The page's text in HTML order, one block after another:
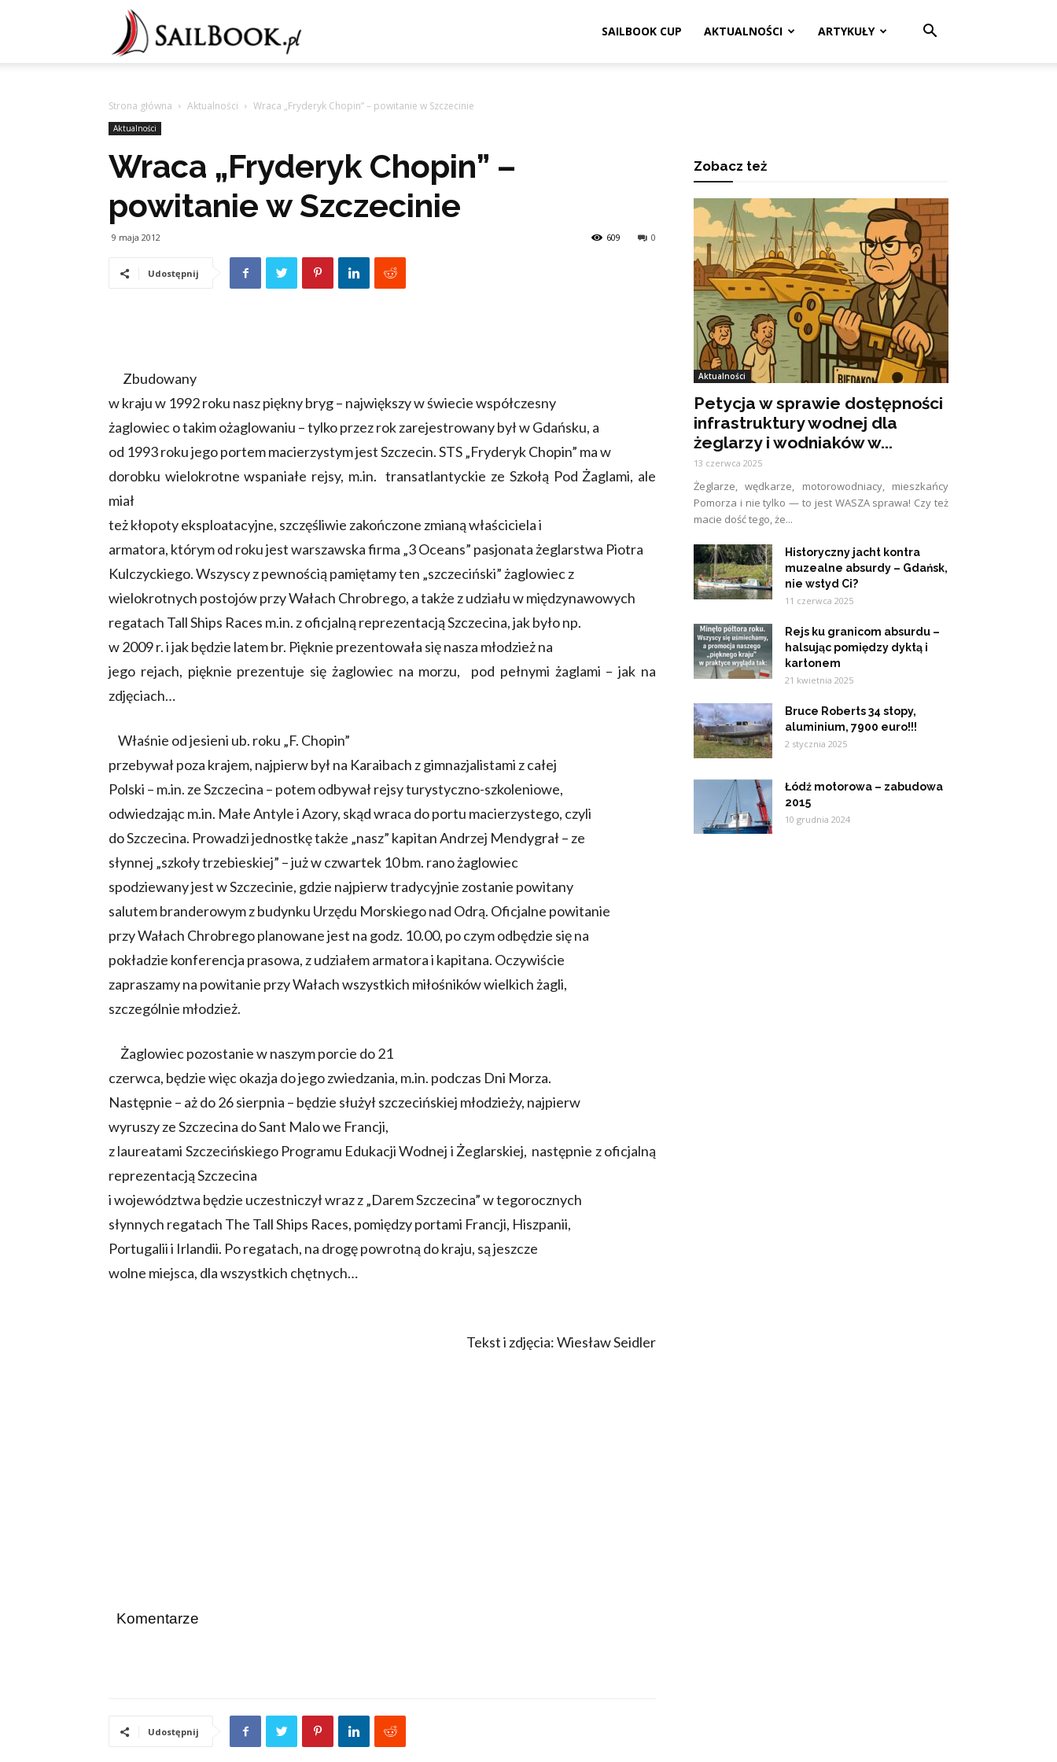
SAILBOOK CUP AKTUALNOŚCI ARTYKUŁY
Strona główna Aktualności Wraca „Fryderyk Chopin” – powitanie w Szczecinie
Aktualności
Wraca „Fryderyk Chopin” –
powitanie w Szczecinie
9 maja 2012 0
609
Udostępnij
Zbudowany
w kraju w 1992 roku nasz piękny bryg – największy w świecie współczesny
żaglowiec o takim ożaglowaniu – tylko przez rok zarejestrowany był w Gdańsku, a
od 1993 roku jego portem macierzystym jest Szczecin. STS „Fryderyk Chopin” ma w
dorobku wielokrotne wspaniałe rejsy, m.in. transatlantyckie ze Szkołą Pod Żaglami, ale
miał
też kłopoty eksploatacyjne, szczęśliwie zakończone zmianą właściciela i
armatora, którym od roku jest warszawska firma „3 Oceans” pasjonata żeglarstwa Piotra
Kulczyckiego. Wszyscy z pewnością pamiętamy ten „szczeciński” żaglowiec z
wielokrotnych postojów przy Wałach Chrobrego, a także z udziału w międzynawowych
regatach Tall Ships Races m.in. z oficjalną reprezentacją Szczecina, jak było np.
w 2009 r. i jak będzie latem br. Pięknie prezentowała się nasza młodzież na
jego rejach, pięknie prezentuje się żaglowiec na morzu, pod pełnymi żaglami – jak na
zdjęciach…
Właśnie od jesieni ub. roku „F. Chopin”
przebywał poza krajem, najpierw był na Karaibach z gimnazjalistami z całej
Polski – m.in. ze Szczecina – potem odbywał rejsy turystyczno-szkoleniowe,
odwiedzając m.in. Małe Antyle i Azory, skąd wraca do portu macierzystego, czyli
do Szczecina. Prowadzi jednostkę także „nasz” kapitan Andrzej Mendygrał – ze
słynnej „szkoły trzebieskiej” – już w czwartek 10 bm. rano żaglowiec
spodziewany jest w Szczecinie, gdzie najpierw tradycyjnie zostanie powitany
salutem branderowym z budynku Urzędu Morskiego nad Odrą. Oficjalne powitanie
przy Wałach Chrobrego planowane jest na godz. 10.00, po czym odbędzie się na
pokładzie konferencja prasowa, z udziałem armatora i kapitana. Oczywiście
zapraszamy na powitanie przy Wałach wszystkich miłośników wielkich żagli,
szczególnie młodzież.
Żaglowiec pozostanie w naszym porcie do 21
czerwca, będzie więc okazja do jego zwiedzania, m.in. podczas Dni Morza.
Następnie – aż do 26 sierpnia – będzie służył szczecińskiej młodzieży, najpierw
wyruszy ze Szczecina do Sant Malo we Francji,
z laureatami Szczecińskiego Programu Edukacji Wodnej i Żeglarskiej, następnie z oficjalną
reprezentacją Szczecina
i województwa będzie uczestniczył wraz z „Darem Szczecina” w tegorocznych
słynnych regatach The Tall Ships Races, pomiędzy portami Francji, Hiszpanii,
Portugalii i Irlandii. Po regatach, na drogę powrotną do kraju, są jeszcze
wolne miejsca, dla wszystkich chętnych…
Tekst i zdjęcia: Wiesław Seidler
Komentarze
Udostępnij
Zobacz też
Aktualności
Petycja w sprawie dostępności
infrastruktury wodnej dla
żeglarzy i wodniaków w...
13 czerwca 2025
Żeglarze, wędkarze, motorowodniacy, mieszkańcy
Pomorza i nie tylko — to jest WASZA sprawa! Czy też
macie dość tego, że...
Historyczny jacht kontra
muzealne absurdy – Gdańsk,
nie wstyd Ci?
11 czerwca 2025
Rejs ku granicom absurdu –
halsując pomiędzy dyktą i
kartonem
21 kwietnia 2025
Bruce Roberts 34 stopy,
aluminium, 7900 euro!!!
2 stycznia 2025
Łódź motorowa – zabudowa
2015
10 grudnia 2024